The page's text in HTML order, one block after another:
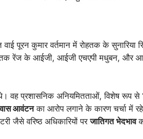
पूरन कुमार वर्तमान में रोहतक के सुनारिया
रेंज के आईजी, आईजी एचएपी मधुबन, और
वह प्रशासनिक अनियमितताओं, विशेष रूप से
आवंटनका आरोप लगाने के कारण चर्चा में
जैसे वरिष्ठ अधिकारियों परजातिगत भेदभाव